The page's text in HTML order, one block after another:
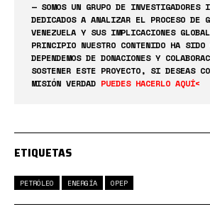
— SOMOS UN GRUPO DE INVESTIGADORES
DEDICADOS A ANALIZAR EL PROCESO DE
VENEZUELA Y SUS IMPLICACIONES
PRINCIPIO NUESTRO CONTENIDO HA
DEPENDEMOS DE DONACIONES Y
SOSTENER ESTE PROYECTO, SI DESEAS
MISIÓN VERDAD PUEDES HACERLO AQUÍ<
ETIQUETAS
PETRÓLEO ENERGÍA OPEP